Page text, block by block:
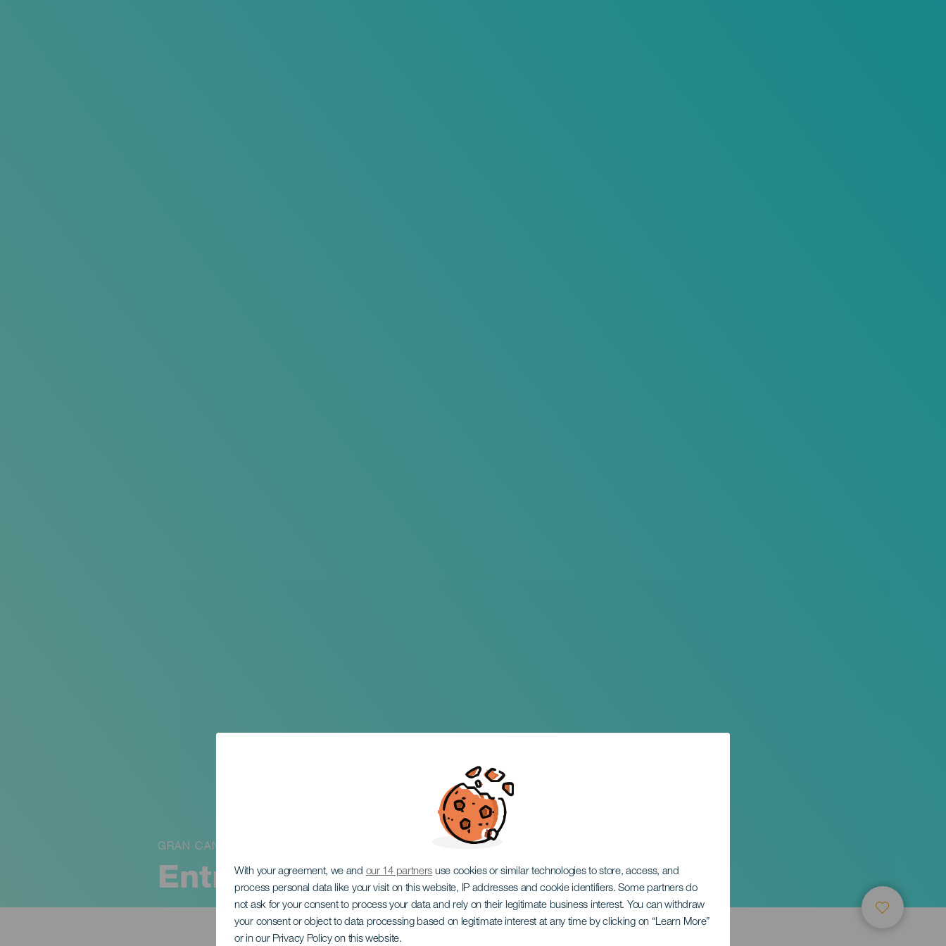
With your agreement, we and our 14 partners use cookies or similar technologies to store, access, and
process personal data like your visit on this website, IP addresses and cookie identifiers. Some partners do
not ask for your consent to process your data and rely on their legitimate business interest. You can withdraw
your consent or object to data processing based on legitimate interest at any time by clicking on “Learn More”
or in our Privacy Policy on this website.
Entre cortijos
GRAN CANARIA